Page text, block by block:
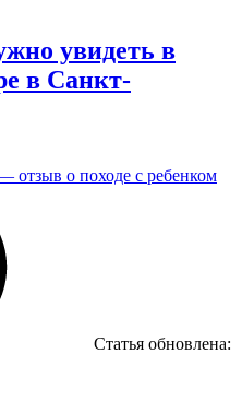
увидеть в
в Санкт-
Статья обновлена: